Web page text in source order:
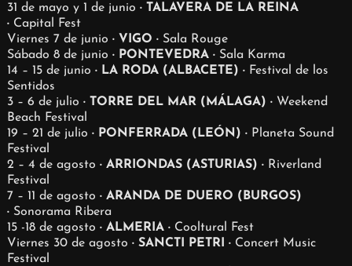
31 de mayo y 1 de junio · TALAVERA DE LA REINA
· Capital Fest
Viernes 7 de junio · VIGO · Sala Rouge
Sábado 8 de junio · PONTEVEDRA · Sala Karma
14 – 15 de junio · LA RODA (ALBACETE) · Festival de los
Sentidos
3 – 6 de julio · TORRE DEL MAR (MÁLAGA) · Weekend
Beach Festival
19 – 21 de julio · PONFERRADA (LEÓN) · Planeta Sound
Festival
2 – 4 de agosto · ARRIONDAS (ASTURIAS) · Riverland
Festival
7 – 11 de agosto · ARANDA DE DUERO (BURGOS)
· Sonorama Ribera
15 -18 de agosto · ALMERIA · Cooltural Fest
Viernes 30 de agosto · SANCTI PETRI · Concert Music
Festival